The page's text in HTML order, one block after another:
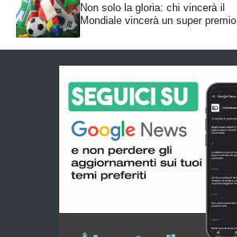
Non solo la gloria: chi vincerà il
Mondiale vincerà un super premio